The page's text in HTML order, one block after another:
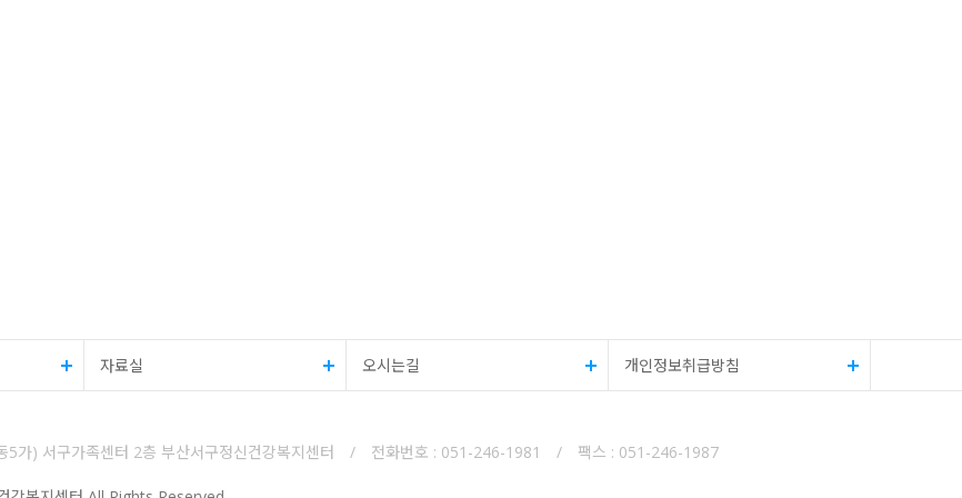
자료실 오시는길 개인정보취급방침
동5가) 서구가족센터 2층 부산서구정신건강복지센터 / 전화번호 : 051-246-1981 / 팩스 : 051-246-1987